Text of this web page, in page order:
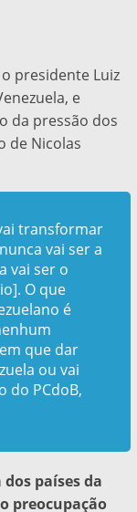
presidente Luiz
e
da pressão dos
de Nicolas
transformar
vai ser a
vai ser o
O que
é
que dar
ou vai
do PCdoB,
países da
preocupação